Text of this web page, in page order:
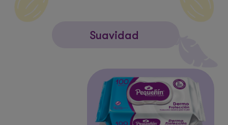
Suavidad